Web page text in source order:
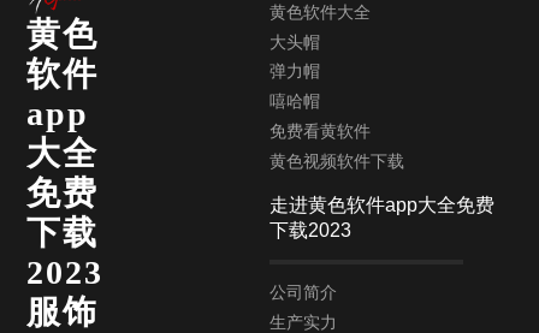
黄色
软件
app
大全
免费
下载
2023
服饰
黄色软件大全
大头帽
弹力帽
嘻哈帽
免费看黄软件
黄色视频软件下载
走进黄色软件app大全免费
下载2023
公司简介
生产实力